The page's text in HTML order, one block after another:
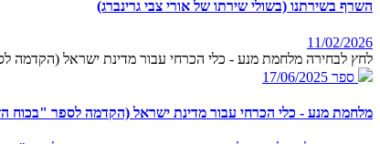
השרף בשירתנו (בשולי שירתו של אורי צבי גרינברג)
11/02/2026
לחץ לבחירה מלחמת מנע - כלי הכרחי עבור מדינת ישראל (הקדמה
ספר 17/06/2025
מלחמת מנע - כלי הכרחי עבור מדינת ישראל (הקדמה לספר "בכוח